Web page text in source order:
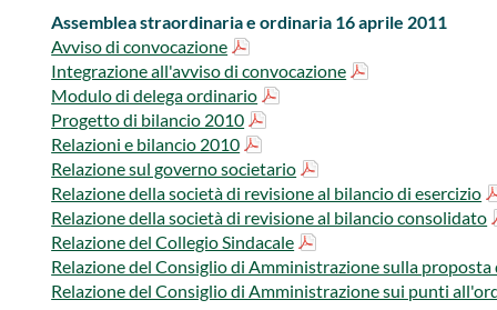
Assemblea straordinaria e ordinaria 16 aprile 2011
Avviso di convocazione
Integrazione all'avviso di convocazione
Modulo di delega ordinario
Progetto di bilancio 2010
Relazioni e bilancio 2010
Relazione sul governo societario
Relazione della società di revisione al bilancio di esercizio
Relazione della società di revisione al bilancio consolidato
Relazione del Collegio Sindacale
Relazione del Consiglio di Amministrazione sulla
Relazione del Consiglio di Amministrazione sui punti